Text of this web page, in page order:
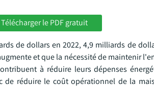
Télécharger le PDF gratuit
de dollars en 2022, 4,9 milliards de
et que la nécessité de maintenir
à réduire leurs dépenses
de réduire le coût opérationnel de la